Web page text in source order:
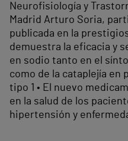
Neurofisiología y
Madrid Arturo Soria,
publicada en la
demuestra la eficacia y
en sodio tanto en el
como de la cataplejía en
tipo 1 • El nuevo
en la salud de los
hipertensión y